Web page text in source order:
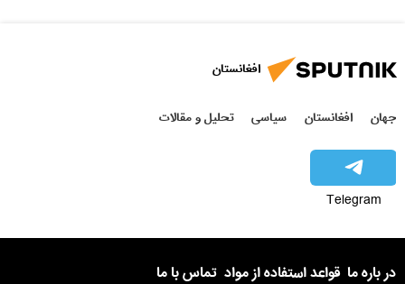
افغانستان
جهان افغانستان سیاسی تحلیل و مقالات
Telegram
در باره ما قواعد استفاده از مواد تماس با ما